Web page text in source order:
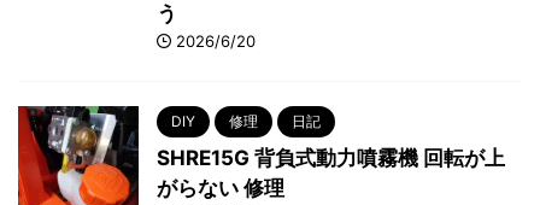
う
2026/6/20
DIY 修理 日記
SHRE15G 背負式動力噴霧機 回転が上
がらない 修理